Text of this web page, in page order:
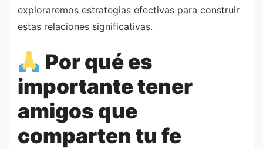
exploraremos estrategias efectivas para construir
estas relaciones significativas.
Por qué es
importante tener
amigos que
comparten tu fe